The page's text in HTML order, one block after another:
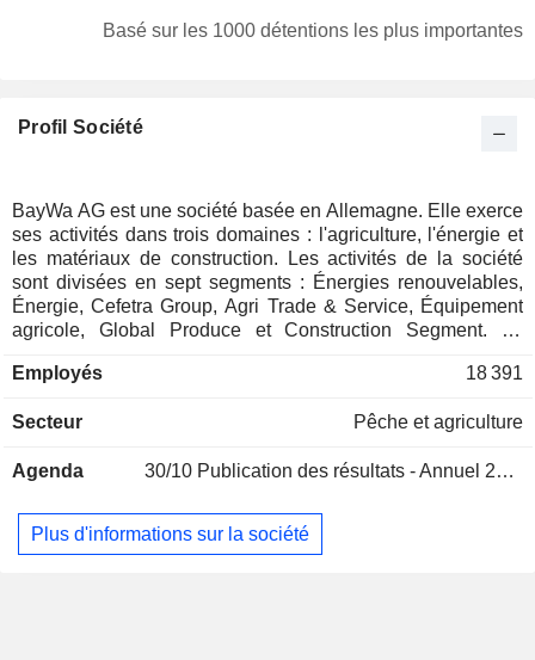
Basé sur les 1000 détentions les plus importantes
Profil Société
BayWa AG est une société basée en Allemagne. Elle exerce
ses activités dans trois domaines : l'agriculture, l'énergie et
les matériaux de construction. Les activités de la société
sont divisées en sept segments : Énergies renouvelables,
Énergie, Cefetra Group, Agri Trade & Service, Équipement
agricole, Global Produce et Construction Segment. Le
planification de projets, la gestion de parcs éoliens et
installations, le commerce de l'énergie. Le secteur de
domestique, des carburants et des lubrifiants. Le segment
d'oléagineux. Le segment Agri Trade & Service négocie
directement avec les agriculteurs. Le secteur de
Employés 18 391
Secteur Pêche et agriculture
Agenda 30/10 Publication des résultats - Annuel 2025
Plus d'informations sur la société